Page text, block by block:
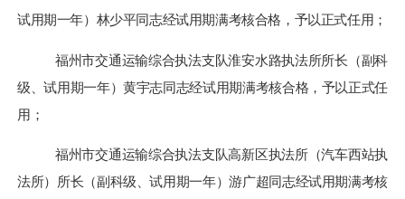
试用期一年）林少平同志经试用期满考核合格，予以正式任用；
福州市交通运输综合执法支队淮安水路执法所所长（副科
级、试用期一年）黄宇志同志经试用期满考核合格，予以正式任
用；
福州市交通运输综合执法支队高新区执法所（汽车西站执
法所）所长（副科级、试用期一年）游广超同志经试用期满考核